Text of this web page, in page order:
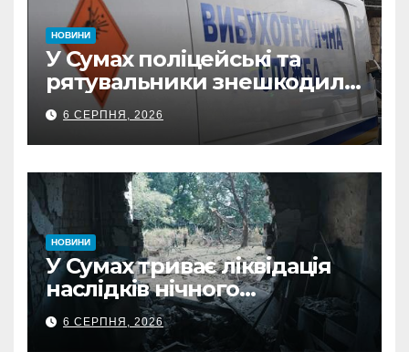
НОВИНИ
У Сумах поліцейські та
рятувальники знешкодили
500-кілограмову авіабомбу
росіян
6 СЕРПНЯ, 2026
НОВИНИ
У Сумах триває ліквідація
наслідків нічного
масованого удару КАБами
6 СЕРПНЯ, 2026